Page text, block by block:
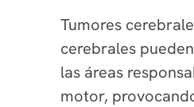
Tumores
cerebrales
las áreas
motor,